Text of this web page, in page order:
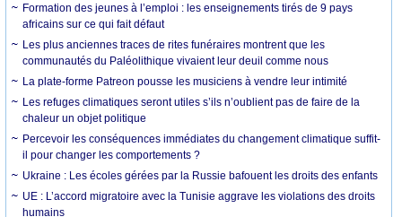
Formation des jeunes à l’emploi : les enseignements tirés de 9 pays
africains sur ce qui fait défaut
Les plus anciennes traces de rites funéraires montrent que les
communautés du Paléolithique vivaient leur deuil comme nous
La plate-forme Patreon pousse les musiciens à vendre leur intimité
Les refuges climatiques seront utiles s’ils n’oublient pas de faire de la
chaleur un objet politique
Percevoir les conséquences immédiates du changement climatique suffit-
il pour changer les comportements ?
Ukraine : Les écoles gérées par la Russie bafouent les droits des enfants
UE : L’accord migratoire avec la Tunisie aggrave les violations des droits
humains